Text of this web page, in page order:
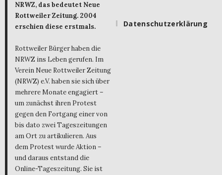
NRWZ, das bedeutet Neue
Rottweiler Zeitung. 2004
erschien diese erstmals.
Rottweiler Bürger haben die
NRWZ ins Leben gerufen. Im
Verein Neue Rottweiler Zeitung
(NRWZ) e.V. haben sie sich über
mehrere Monate engagiert –
um zunächst ihren Protest
gegen den Fortgang einer von
bis dato zwei Tageszeitungen
am Ort zu artikulieren. Aus
dem Protest wurde Aktion –
und daraus entstand die
Online-Tageszeitung. Sie ist
Datenschutzerklärung